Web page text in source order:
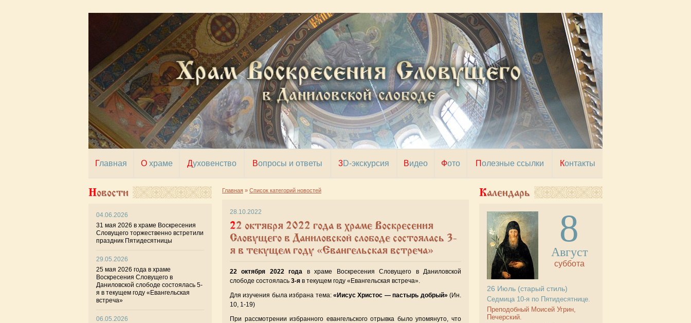
Главная О храме Духовенство Вопросы и ответы 3D-экскурсия Видео Фото Полезные ссылки Контакты
Главная » Список категорий новостей
28.10.2022
22 октября 2022 года в храме Воскресения
Словущего в Даниловской слободе состоялась 3-
я в текущем году «Евангельская встреча»
22 октября 2022 года в храме Воскресения Словущего в Даниловской
слободе состоялась 3-я в текущем году «Евангельская встреча».
Для изучения была избрана тема: «Иисус Христос — пастырь добрый» (Ин.
10, 1-19)
При рассмотрении избранного евангельского отрывка было упомянуто, что
Новости
04.06.2026
31 мая 2026 в храме Воскресения
Словущего торжественно встретили
праздник Пятидесятницы
29.05.2026
25 мая 2026 года в храме
Воскресения Словущего в
Даниловской слободе состоялась 5-
я в текущем году «Евангельская
встреча»
06.05.2026
Календарь
8
Август
суббота
26 Июль (старый стиль)
Седмица 10-я по Пятидесятнице.
Преподобный Моисей Угрин,
Печерский.